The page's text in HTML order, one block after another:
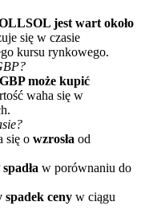
pieniężne
jest wart około
się w czasie
kursu rynkowego.
może kupić
waha się w
się o wzrosła od
spadła w porównaniu do
spadek ceny w ciągu